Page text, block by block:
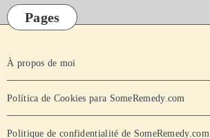
Pages
À propos de moi
Política de Cookies para SomeRemedy.com
Politique de confidentialité de SomeRemedy.com